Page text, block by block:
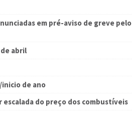
em pré-aviso de greve pelo
abril
de ano
escalada do preço dos combustíveis